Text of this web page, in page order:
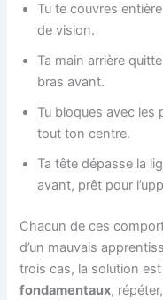
Tu te couvres
de vision.
Ta main arrière
bras avant.
Tu bloques avec les
tout ton centre.
Ta tête dépasse la
avant, prêt pour
Chacun de ces
d’un mauvais
trois cas, la solution est
fondamentaux,